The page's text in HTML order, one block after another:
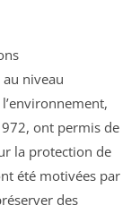
niveau
ont permis de
la protection de
été motivées par
des